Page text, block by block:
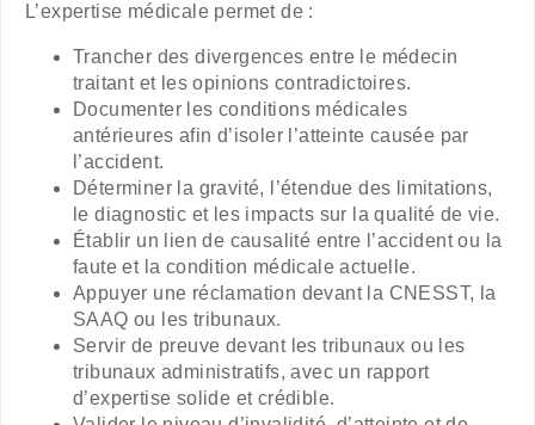
L’expertise médicale permet de :
Trancher des divergences entre le médecin
traitant et les opinions contradictoires.
Documenter les conditions médicales
antérieures afin d’isoler l’atteinte causée par
l’accident.
Déterminer la gravité, l’étendue des limitations,
le diagnostic et les impacts sur la qualité de vie.
Établir un lien de causalité entre l’accident ou la
faute et la condition médicale actuelle.
Appuyer une réclamation devant la CNESST, la
SAAQ ou les tribunaux.
Servir de preuve devant les tribunaux ou les
tribunaux administratifs, avec un rapport
d’expertise solide et crédible.